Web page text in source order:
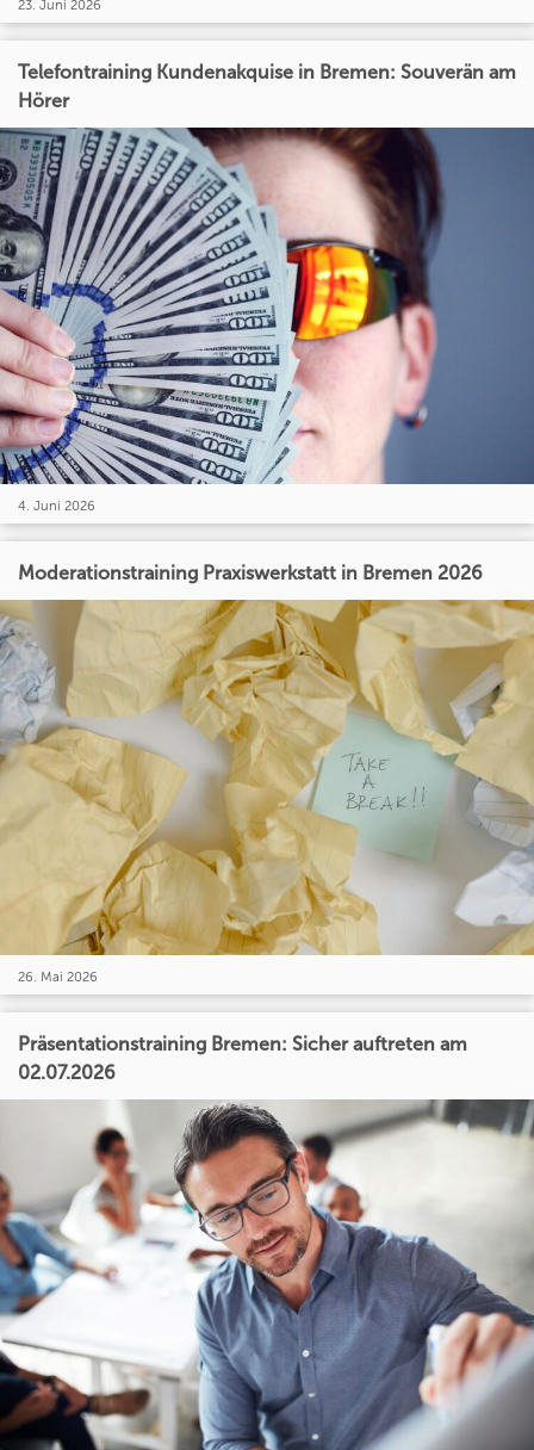
23. Juni 2026
Telefontraining Kundenakquise in Bremen: Souverän am
Hörer
4. Juni 2026
Moderationstraining Praxiswerkstatt in Bremen 2026
26. Mai 2026
Präsentationstraining Bremen: Sicher auftreten am
02.07.2026